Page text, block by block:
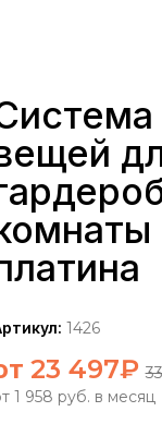
1426
23 497₽
1 958 руб. в месяц